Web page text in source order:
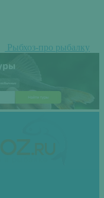
Рыбхоз-про рыбалку